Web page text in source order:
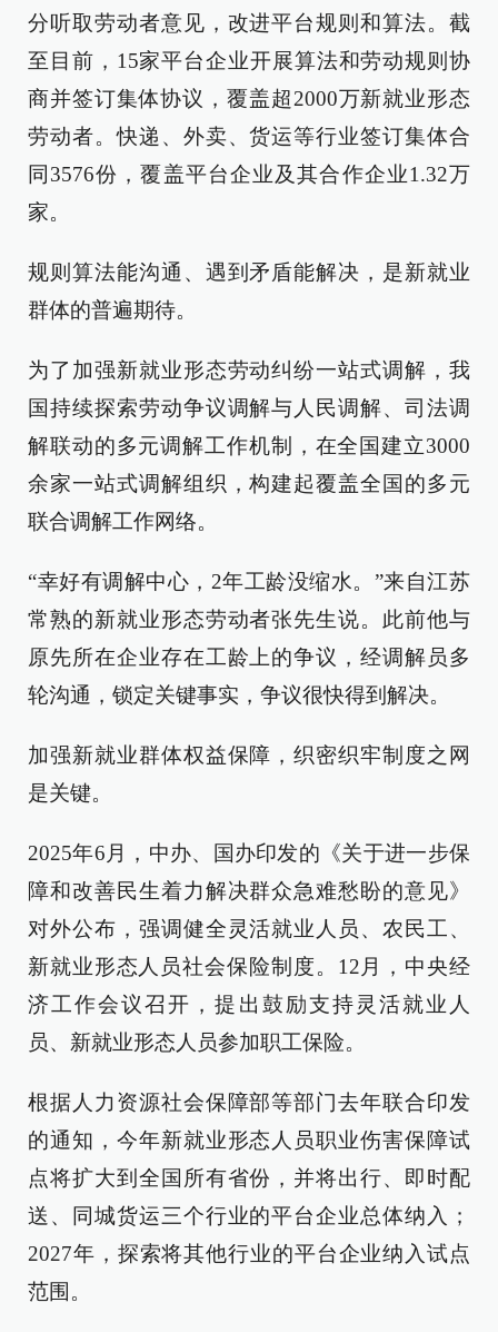
分听取劳动者意见，改进平台规则和算法。截
至目前，15家平台企业开展算法和劳动规则协
商并签订集体协议，覆盖超2000万新就业形态
劳动者。快递、外卖、货运等行业签订集体合
同3576份，覆盖平台企业及其合作企业1.32万
家。
规则算法能沟通、遇到矛盾能解决，是新就业
群体的普遍期待。
为了加强新就业形态劳动纠纷一站式调解，我
国持续探索劳动争议调解与人民调解、司法调
解联动的多元调解工作机制，在全国建立3000
余家一站式调解组织，构建起覆盖全国的多元
联合调解工作网络。
“幸好有调解中心，2年工龄没缩水。”来自江苏
常熟的新就业形态劳动者张先生说。此前他与
原先所在企业存在工龄上的争议，经调解员多
轮沟通，锁定关键事实，争议很快得到解决。
加强新就业群体权益保障，织密织牢制度之网
是关键。
2025年6月，中办、国办印发的《关于进一步保
障和改善民生着力解决群众急难愁盼的意见》
对外公布，强调健全灵活就业人员、农民工、
新就业形态人员社会保险制度。12月，中央经
济工作会议召开，提出鼓励支持灵活就业人
员、新就业形态人员参加职工保险。
根据人力资源社会保障部等部门去年联合印发
的通知，今年新就业形态人员职业伤害保障试
点将扩大到全国所有省份，并将出行、即时配
送、同城货运三个行业的平台企业总体纳入；
2027年，探索将其他行业的平台企业纳入试点
范围。